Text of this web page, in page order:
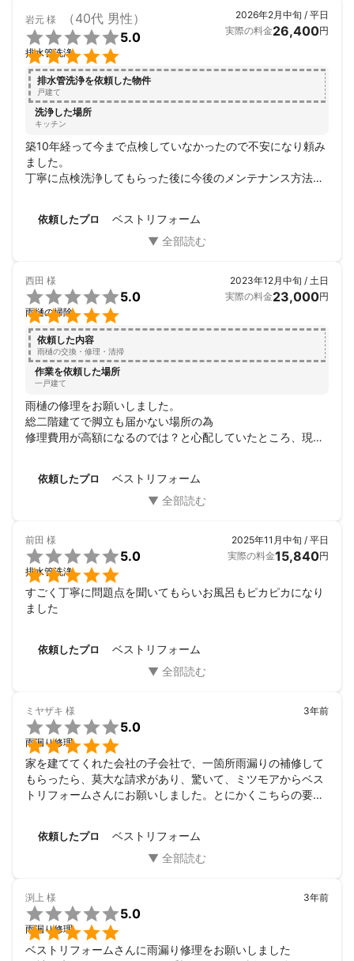
岩元 様 （40代 男性）


5.0
排水管洗浄
2026年2月中旬 / 平日
実際の料金26,400円
排水管洗浄を依頼した物件
戸建て
洗浄した場所
キッチン
築10年経って今まで点検していなかったので不安になり頼み
ました。
丁寧に点検洗浄してもらった後に今後のメンテナンス方法な
に頼んで良かったです。
依頼したプロ ベストリフォーム
西田 様


5.0
雨樋の掃除
2023年12月中旬 / 土日
実際の料金23,000円
依頼した内容
雨樋の交換・修理・清掃
作業を依頼した場所
一戸建て
雨樋の修理をお願いしました。
総二階建てで脚立も届かない場所の為
修理費用が高額になるのでは？と心配していたところ、現地
また、何かあったらお願いしたいです‼️
依頼したプロ ベストリフォーム
前田 様


5.0
排水管洗浄
2025年11月中旬 / 平日
実際の料金15,840円
すごく丁寧に問題点を聞いてもらいお風呂もピカピカになり
ました
依頼したプロ ベストリフォーム
ミヤザキ 様


5.0
雨漏り修理
3年前
家を建ててくれた会社の子会社で、一箇所雨漏りの補修して
もらったら、莫大な請求があり、驚いて、ミツモアからベス
トリフォームさんにお願いしました。とにかくこちらの要望
た。雨漏りだけでなく、他の雑務もお願いして、申し訳ない
ですが、ホントにありがとうございました。今後も屋根関
をが紹介いただき、ミツモアさんにも感謝です。
依頼したプロ ベストリフォーム
渕上 様


5.0
雨漏り修理
3年前
ベストリフォームさんに雨漏り修理をお願いしました